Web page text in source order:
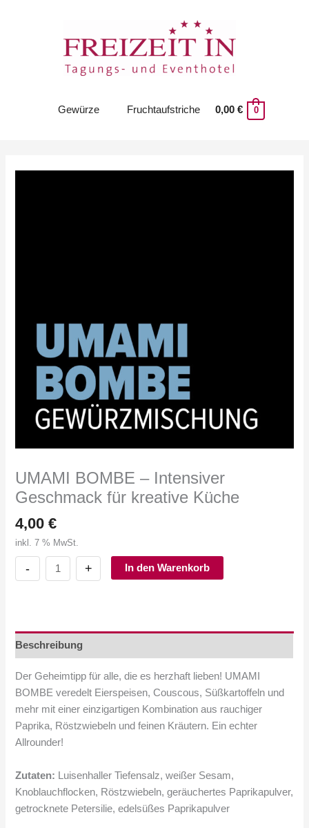
Gewürze Fruchtaufstriche 0,00 € 0
UMAMI BOMBE – Intensiver
Geschmack für kreative Küche
4,00€
inkl. 7 % MwSt.
BOMBE
Geschmack
für
Küche
Menge
In den Warenkorb
Beschreibung
Der Geheimtipp für alle, die es herzhaft lieben! UMAMI
BOMBE veredelt Eierspeisen, Couscous, Süßkartoffeln und
mehr mit einer einzigartigen Kombination aus rauchiger
Paprika, Röstzwiebeln und feinen Kräutern. Ein echter
Allrounder!
Zutaten: Luisenhaller Tiefensalz, weißer Sesam,
Knoblauchflocken, Röstzwiebeln, geräuchertes Paprikapulver,
getrocknete Petersilie, edelsüßes Paprikapulver